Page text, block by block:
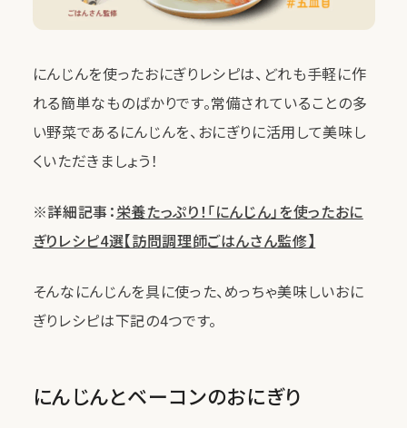
にんじんを使ったおにぎりレシピは、どれも手軽に作
れる簡単なものばかりです。常備されていることの多
い野菜であるにんじんを、おにぎりに活用して美味し
くいただきましょう！
※詳細記事：栄養たっぷり！「にんじん」を使ったおに
ぎりレシピ4選【訪問調理師ごはんさん監修】
そんなにんじんを具に使った、めっちゃ美味しいおに
ぎりレシピは下記の4つです。
にんじんとベーコンのおにぎり